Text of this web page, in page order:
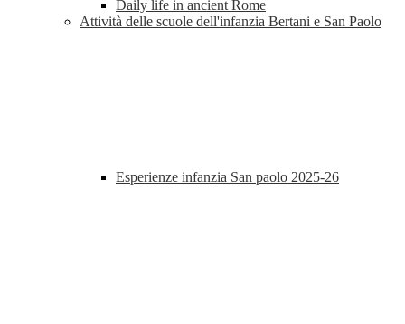
Daily life in ancient Rome
Attività delle scuole dell'infanzia Bertani e San Paolo
Esperienze infanzia San paolo 2025-26